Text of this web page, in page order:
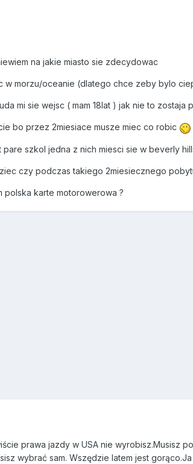
na jakie miasto sie zdecydowac
w morzu/oceanie (dlatego chce zeby bylo
mi sie wejsc ( mam 18lat ) jak nie to zostaja
bo przez 2miesiace musze miec co robic
szkol jedna z nich miesci sie w beverly
czy podczas takiego 2miesiecznego
polska karte motorowerowa ?
prawa jazdy w USA nie wyrobisz.Musisz
wybrać sam. Wszędzie latem jest